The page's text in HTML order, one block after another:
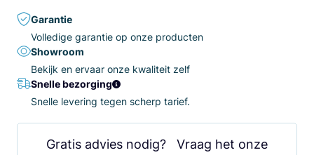
Garantie
Volledige garantie op onze producten
Showroom
Bekijk en ervaar onze kwaliteit zelf
Snelle bezorging
Snelle levering tegen scherp tarief.
Gratis advies nodig? Vraag het onze